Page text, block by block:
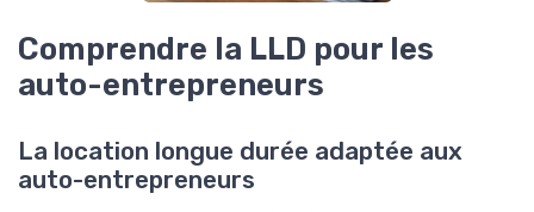
Comprendre la LLD pour les
auto-entrepreneurs
La location longue durée adaptée aux
auto-entrepreneurs